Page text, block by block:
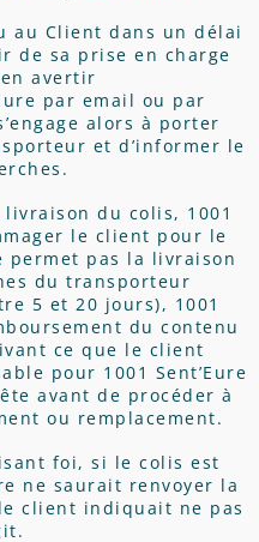
au Client dans un délai
de sa prise en charge
avertir
par email ou par
alors à porter
et d’informer le
du colis, 1001
le client pour le
permet pas la livraison
du transporteur
5 et 20 jours), 1001
du contenu
ce que le client
pour 1001 Sent’Eure
avant de procéder à
ou remplacement.
foi, si le colis est
ne saurait renvoyer la
client indiquait ne pas